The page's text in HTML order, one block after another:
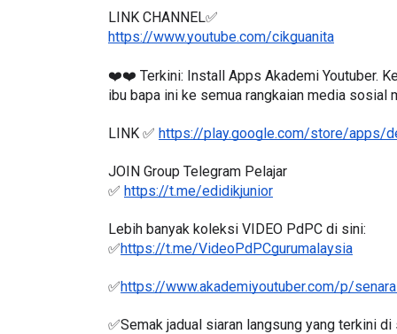
LINK CHANNEL✅
https://www.youtube.com/cikguanita
❤️❤️ Terkini: Install Apps Akademi Youtuber.
ibu bapa ini ke semua rangkaian media sosial
LINK ✅ https://play.google.com/store/apps/
JOIN Group Telegram Pelajar
✅ https://t.me/edidikjunior
Lebih banyak koleksi VIDEO PdPC di sini:
✅https://t.me/VideoPdPCgurumalaysia
✅https://www.akademiyoutuber.com/p/
✅Semak jadual siaran langsung yang terkini
KORPORAT 3 : PROGRAM
(AMALAN PER...
10 hari yang lalu
TAHUN 6 OLEH
#ALLINONE #141
Yu. Chekgu LK 7